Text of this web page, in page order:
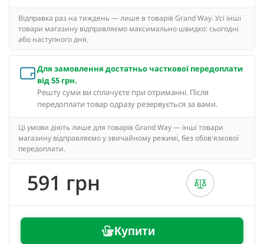
Відправка раз на тиждень — лише в товарів Grand Way. Усі інші
товари магазину відправляємо максимально швидко: сьогодні
або наступного дня.
Для замовлення достатньо часткової передоплати
від 55 грн.
Решту суми ви сплачуєте при отриманні. Після
передоплати товар одразу резервується за вами.
Ці умови діють лише для товарів Grand Way — інші товари
магазину відправляємо у звичайному режимі, без обов'язкової
передоплати.
591 грн
Купити